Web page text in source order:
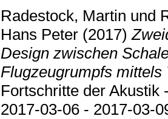
Radestock, Martin und
Hans Peter (2017)
Design zwischen
Flugzeugrumpfs
Fortschritte der Akustik
2017-03-06 - 2017-03-